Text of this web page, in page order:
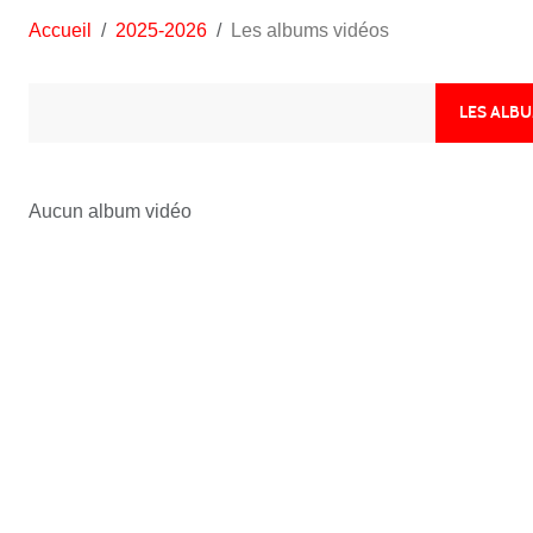
Accueil 2025-2026 Les albums vidéos
LES
Aucun album vidéo